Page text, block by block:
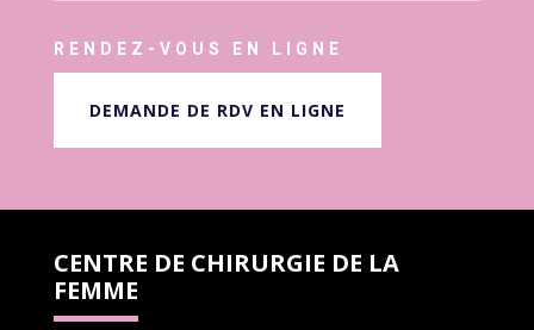
RENDEZ-VOUS EN LIGNE
DEMANDE DE RDV EN LIGNE
CENTRE DE CHIRURGIE DE LA
FEMME